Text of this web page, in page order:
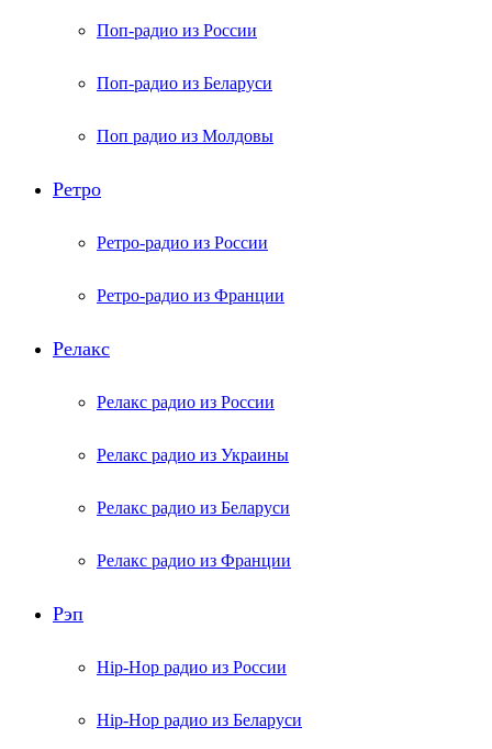
Поп-радио из России
Поп-радио из Беларуси
Поп радио из Молдовы
Ретро
Ретро-радио из России
Ретро-радио из Франции
Релакс
Релакс радио из России
Релакс радио из Украины
Релакс радио из Беларуси
Релакс радио из Франции
Рэп
Hip-Hop радио из России
Hip-Hop радио из Беларуси